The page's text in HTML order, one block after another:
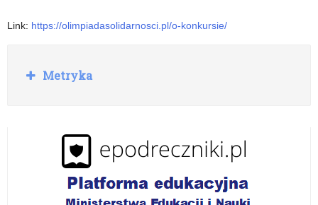
Link: https://olimpiadasolidarnosci.pl/o-konkursie/
R
o
Metryka